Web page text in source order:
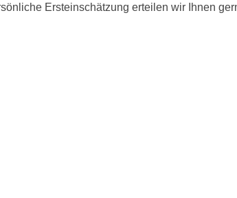
Ersteinschätzung erteilen wir Ihnen